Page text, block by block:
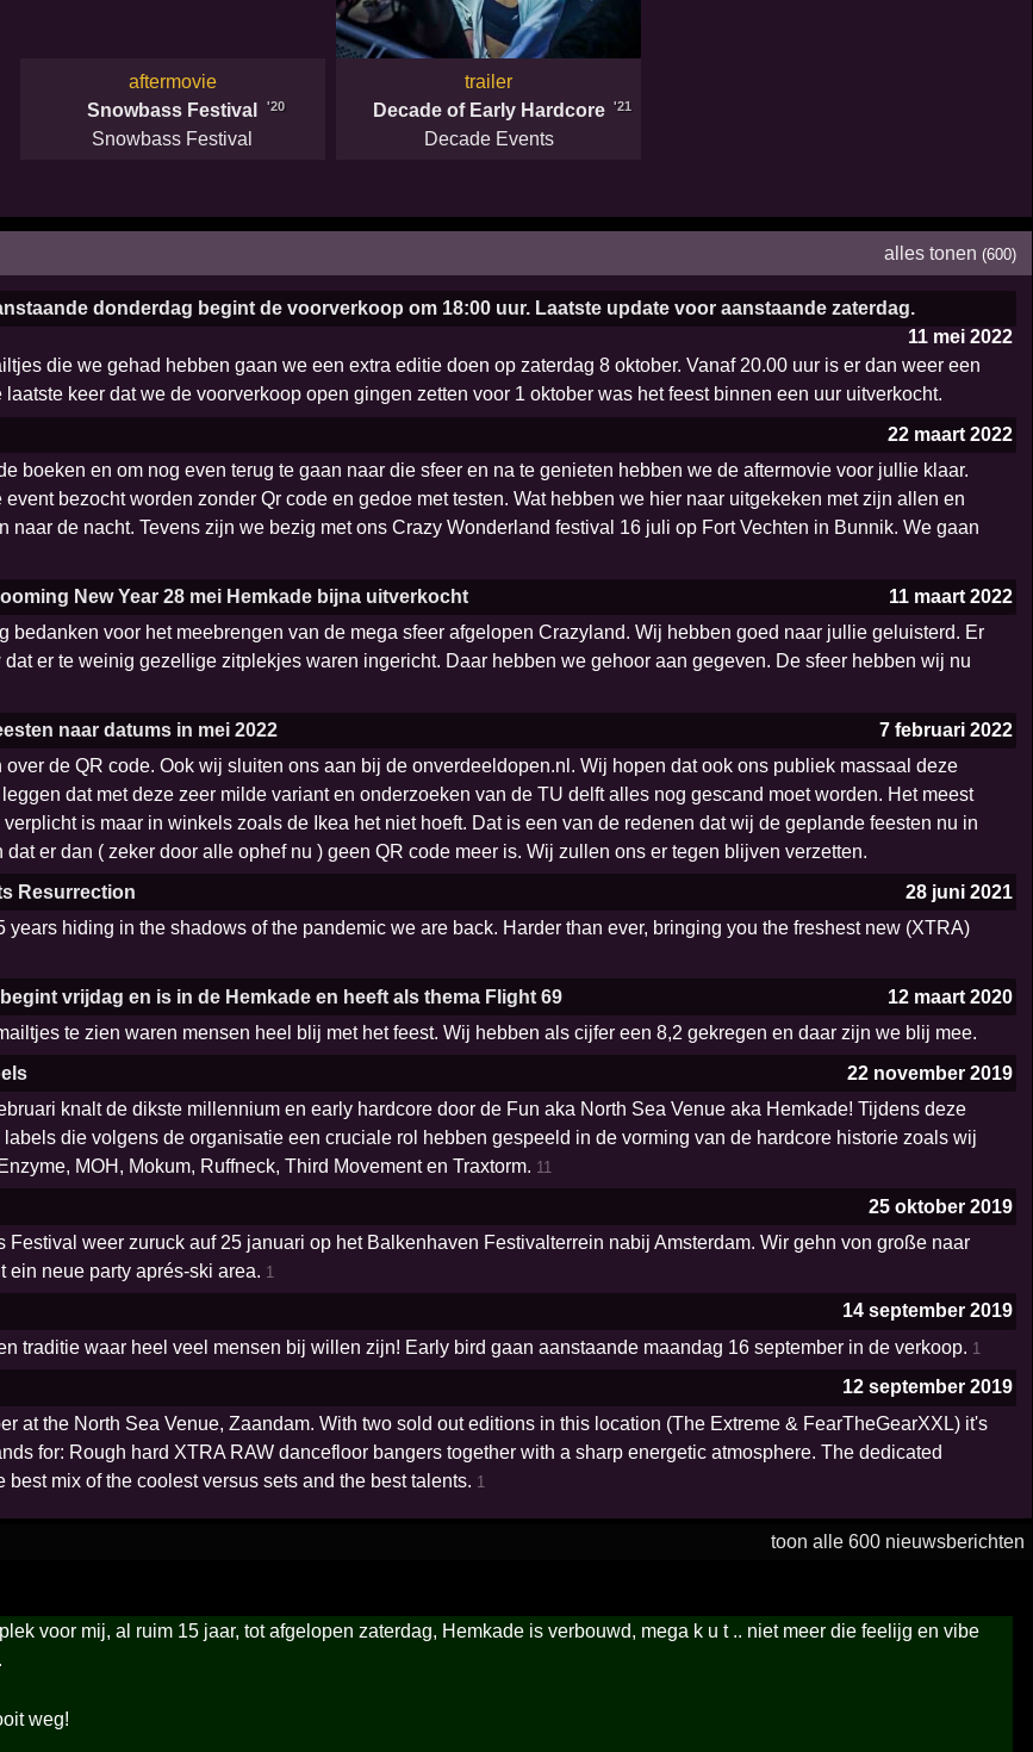
aftermovie
Snowbass Festival
'20
Snowbass Festival
trailer
Decade of Early Hardcore
'21
Decade Events
alles tonen (600)
donderdag begint de voorverkoop om 18:00 uur. Laatste update voor aanstaande zaterdag.
11 mei 2022
die we gehad hebben gaan we een extra editie doen op zaterdag 8 oktober. Vanaf 20.00 uur is er dan weer een
keer dat we de voorverkoop open gingen zetten voor 1 oktober was het feest binnen een uur uitverkocht.
22 maart 2022
boeken en om nog even terug te gaan naar die sfeer en na te genieten hebben we de aftermovie voor jullie klaar.
bezocht worden zonder Qr code en gedoe met testen. Wat hebben we hier naar uitgekeken met zijn allen en
naar de nacht. Tevens zijn we bezig met ons Crazy Wonderland festival 16 juli op Fort Vechten in Bunnik. We gaan
New Year 28 mei Hemkade bijna uitverkocht
11 maart 2022
voor het meebrengen van de mega sfeer afgelopen Crazyland. Wij hebben goed naar jullie geluisterd. Er
er te weinig gezellige zitplekjes waren ingericht. Daar hebben we gehoor aan gegeven. De sfeer hebben wij nu
naar datums in mei 2022
7 februari 2022
de QR code. Ook wij sluiten ons aan bij de onverdeeldopen.nl. Wij hopen dat ook ons publiek massaal deze
dat met deze zeer milde variant en onderzoeken van de TU delft alles nog gescand moet worden. Het meest
is maar in winkels zoals de Ikea het niet hoeft. Dat is een van de redenen dat wij de geplande feesten nu in
er dan ( zeker door alle ophef nu ) geen QR code meer is. Wij zullen ons er tegen blijven verzetten.
Resurrection
28 juni 2021
years hiding in the shadows of the pandemic we are back. Harder than ever, bringing you the freshest new (XTRA)
vrijdag en is in de Hemkade en heeft als thema Flight 69
12 maart 2020
te zien waren mensen heel blij met het feest. Wij hebben als cijfer een 8,2 gekregen en daar zijn we blij mee.
22 november 2019
knalt de dikste millennium en early hardcore door de Fun aka North Sea Venue aka Hemkade! Tijdens deze
die volgens de organisatie een cruciale rol hebben gespeeld in de vorming van de hardcore historie zoals wij
MOH, Mokum, Ruffneck, Third Movement en Traxtorm. 11
25 oktober 2019
weer zuruck auf 25 januari op het Balkenhaven Festivalterrein nabij Amsterdam. Wir gehn von große naar
ein neue party aprés-ski area. 1
14 september 2019
traditie waar heel veel mensen bij willen zijn! Early bird gaan aanstaande maandag 16 september in de verkoop. 1
12 september 2019
at the North Sea Venue, Zaandam. With two sold out editions in this location (The Extreme & FearTheGearXXL) it's
for: Rough hard XTRA RAW dancefloor bangers together with a sharp energetic atmosphere. The dedicated
mix of the coolest versus sets and the best talents. 1
toon alle 600 nieuwsberichten
voor mij, al ruim 15 jaar, tot afgelopen zaterdag, Hemkade is verbouwd, mega k u t .. niet meer die feelijg en vibe
weg!